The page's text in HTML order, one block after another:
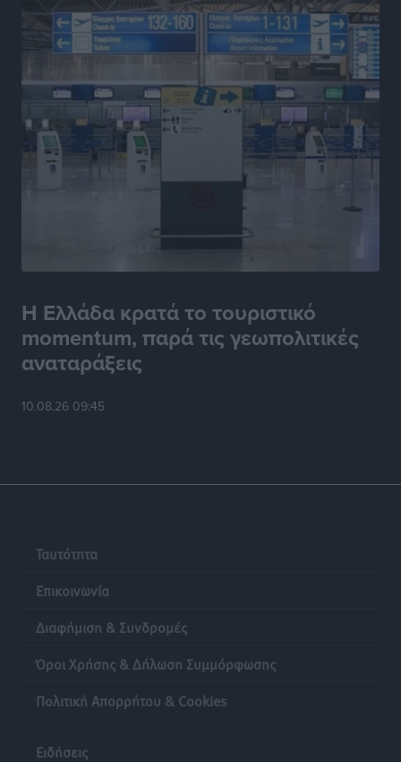
Η Ελλάδα κρατά το τουριστικό
momentum, παρά τις γεωπολιτικές
αναταράξεις
10.08.26 09:45
Ταυτότητα
Επικοινωνία
Διαφήμιση & Συνδρομές
Όροι Χρήσης & Δήλωση Συμμόρφωσης
Πολιτική Απορρήτου & Cookies
Ειδήσεις